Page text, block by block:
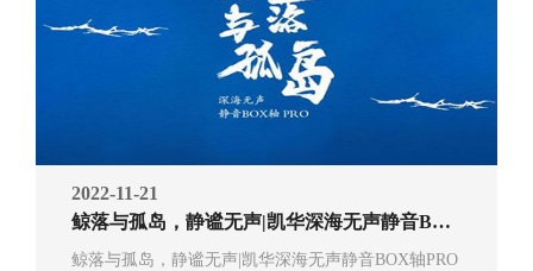
2022-11-21
鲸落与孤岛，静谧无声|凯华深海无声静音BOX轴PRO正式发布
鲸落与孤岛，静谧无声|凯华深海无声静音BOX轴PRO